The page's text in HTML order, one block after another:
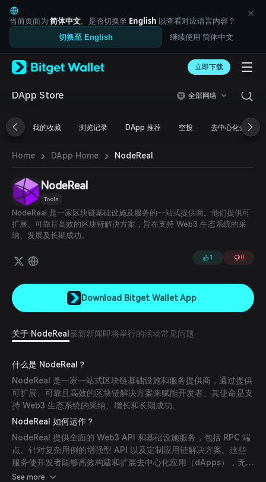
English
日本語
Tiếng Việt
Русский
Español (Latinoamérica)
Türkçe
Français
简体中文
繁體中文
Bahasa Indonesia
ภาษาไทย
العربية
Español
Português (Brasil)
Español (Argentina)
当前页面为 简体中文。是否切换至 English 以查看对应语言内容？
切换至 English 继续使用 简体中文
立即下载
DApp Store 全部网络
我的收藏 浏览记录 DApp 推荐 空投 去中心化金融
Home › DApp Home › NodeReal
NodeReal
Tools
NodeReal 是一家区块链基础设施及服务的一站式提供商。他们提供可
扩展、可靠且高效的区块链解决方案，旨在支持 Web3 生态系统的采
纳、发展及长期成功。
1 0
Download Bitget Wallet App
关于 NodeReal 最新新闻即将举行的活动常见问题
什么是 NodeReal？
NodeReal 是一家一站式区块链基础设施和服务提供商，通过提供
可扩展、可靠且高效的区块链解决方案来赋能开发者。其使命是支
持 Web3 生态系统的采纳、增长和长期成功。
NodeReal 如何运作？
NodeReal 提供全面的 Web3 API 和基础设施服务，包括 RPC 端
点、针对复杂用例的增强型 API 以及定制应用链解决方案。这些
服务使开发者能够高效构建和扩展去中心化应用（dApps），无需
自行搭建数据索引服务。
See more